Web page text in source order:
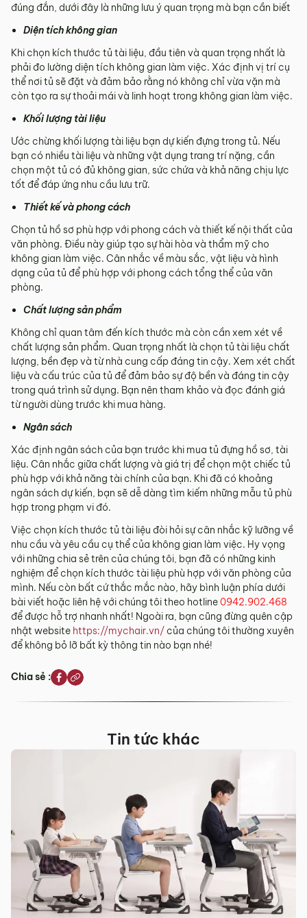
đúng đắn, dưới đây là những lưu ý quan trọng mà bạn cần biết
Diện tích không gian
Khi chọn kích thước tủ tài liệu, đầu tiên và quan trọng nhất là
phải đo lường diện tích không gian làm việc. Xác định vị trí cụ
thể nơi tủ sẽ đặt và đảm bảo rằng nó không chỉ vừa vặn mà
còn tạo ra sự thoải mái và linh hoạt trong không gian làm việc.
Khối lượng tài liệu
Ước chừng khối lượng tài liệu bạn dự kiến đựng trong tủ. Nếu
bạn có nhiều tài liệu và những vật dụng trang trí nặng, cần
chọn một tủ có đủ không gian, sức chứa và khả năng chịu lực
tốt để đáp ứng nhu cầu lưu trữ.
Thiết kế và phong cách
Chọn tủ hồ sơ phù hợp với phong cách và thiết kế nội thất của
văn phòng. Điều này giúp tạo sự hài hòa và thẩm mỹ cho
không gian làm việc. Cân nhắc về màu sắc, vật liệu và hình
dạng của tủ để phù hợp với phong cách tổng thể của văn
phòng.
Chất lượng sản phẩm
Không chỉ quan tâm đến kích thước mà còn cần xem xét về
chất lượng sản phẩm. Quan trọng nhất là chọn tủ tài liệu chất
lượng, bền đẹp và từ nhà cung cấp đáng tin cậy. Xem xét chất
liệu và cấu trúc của tủ để đảm bảo sự độ bền và đáng tin cậy
trong quá trình sử dụng. Bạn nên tham khảo và đọc đánh giá
từ người dùng trước khi mua hàng.
Ngân sách
Xác định ngân sách của bạn trước khi mua tủ đựng hồ sơ, tài
liệu. Cân nhắc giữa chất lượng và giá trị để chọn một chiếc tủ
phù hợp với khả năng tài chính của bạn. Khi đã có khoảng
ngân sách dự kiến, bạn sẽ dễ dàng tìm kiếm những mẫu tủ phù
hợp trong phạm vi đó.
Việc chọn kích thước tủ tài liệu đòi hỏi sự cân nhắc kỹ lưỡng về
nhu cầu và yêu cầu cụ thể của không gian làm việc. Hy vọng
với những chia sẻ trên của chúng tôi, bạn đã có những kinh
nghiệm để chọn kích thước tài liệu phù hợp với văn phòng của
mình. Nếu còn bất cứ thắc mắc nào, hãy bình luận phía dưới
bài viết hoặc liên hệ với chúng tôi theo hotline0942.902.468
để được hỗ trợ nhanh nhất! Ngoài ra, bạn cũng đừng quên cập
nhật website https://mychair.vn/ của chúng tôi thường xuyên
để không bỏ lỡ bất kỳ thông tin nào bạn nhé!
Chia sẻ :
Tin tức khác